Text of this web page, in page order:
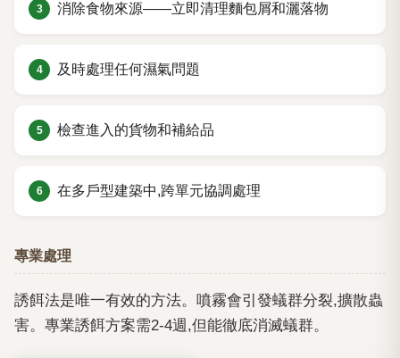
消除食物來源——立即清理麵包屑和灑落物
及時處理任何濕氣問題
檢查進入的貨物和補給品
在多戶型建築中,跨單元協調處理
專業處理
誘餌法是唯一有效的方法。噴霧會引發蟻群分裂,擴散蟲
害。專業誘餌方案需2-4週,但能徹底消滅蟻群。